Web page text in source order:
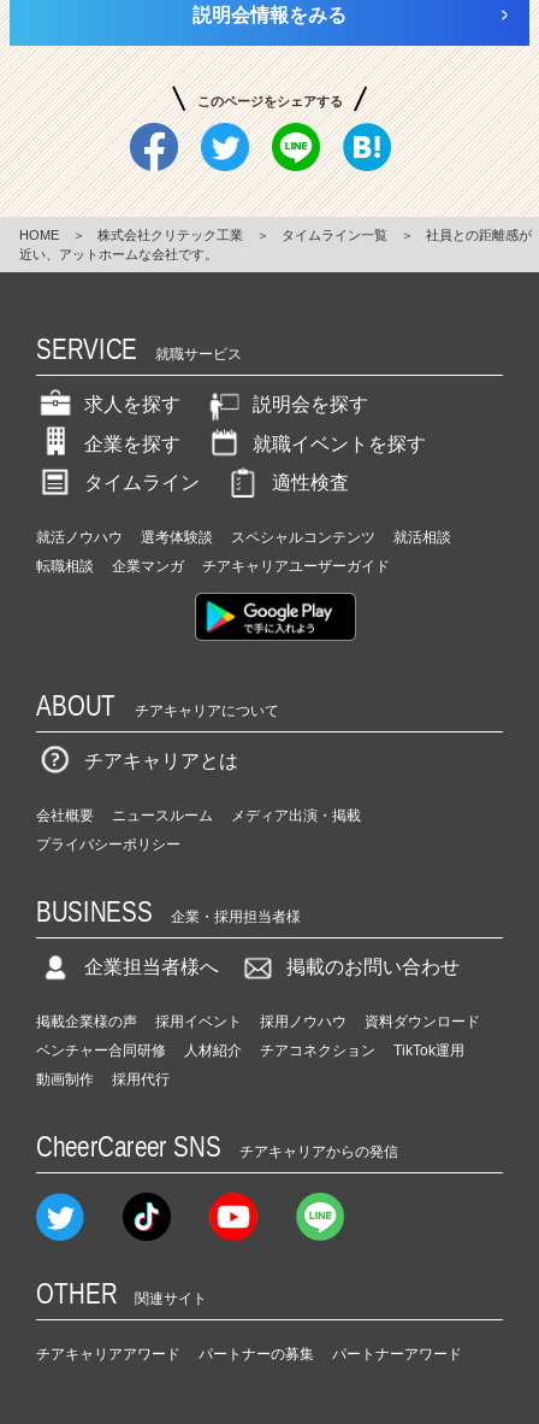
説明会情報をみる
このページをシェアする
HOME ＞ 株式会社クリテック工業 ＞ タイムライン一覧 ＞
社員との距離感が
近い、アットホームな会社です。
SERVICE 就職サービス
求人を探す
説明会を探す
企業を探す
就職イベントを探す
タイムライン
適性検査
就活ノウハウ 選考体験談 スペシャルコンテンツ
就活相談
転職相談
企業マンガ チアキャリアユーザーガイド
ABOUT チアキャリアについて
チアキャリアとは
会社概要 ニュースルーム
メディア出演・掲載
プライバシーポリシー
BUSINESS 企業・採用担当者様
企業担当者様へ 掲載のお問い合わせ
掲載企業様の声 採用イベント 採用ノウハウ
資料ダウンロード
ベンチャー合同研修
人材紹介 チアコネクション
TikTok運用
動画制作
採用代行
CheerCareer SNS チアキャリアからの発信
OTHER 関連サイト
チアキャリアアワード パートナーの募集 パートナーアワード